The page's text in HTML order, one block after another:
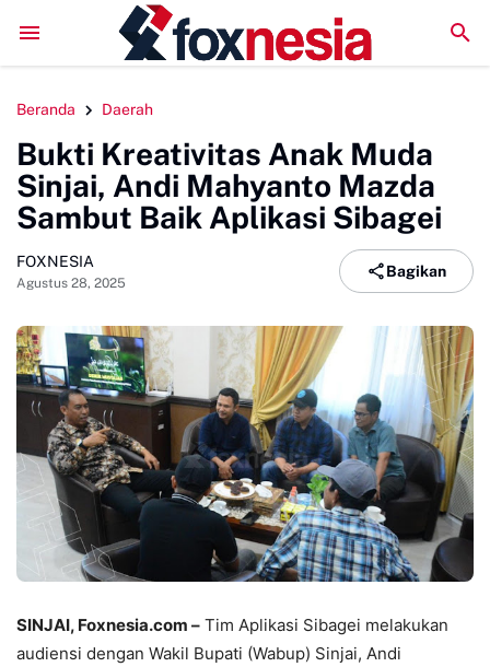
Lepas Kontingen Jamnas XII 2026, Pesan Jaga Kesehatan dan
Beranda Daerah
Bukti Kreativitas Anak Muda
Sinjai, Andi Mahyanto Mazda
Sambut Baik Aplikasi Sibagei
FOXNESIA
Agustus 28, 2025
Bagikan
SINJAI, Foxnesia.com – Tim Aplikasi Sibagei melakukan
audiensi dengan Wakil Bupati (Wabup) Sinjai, Andi